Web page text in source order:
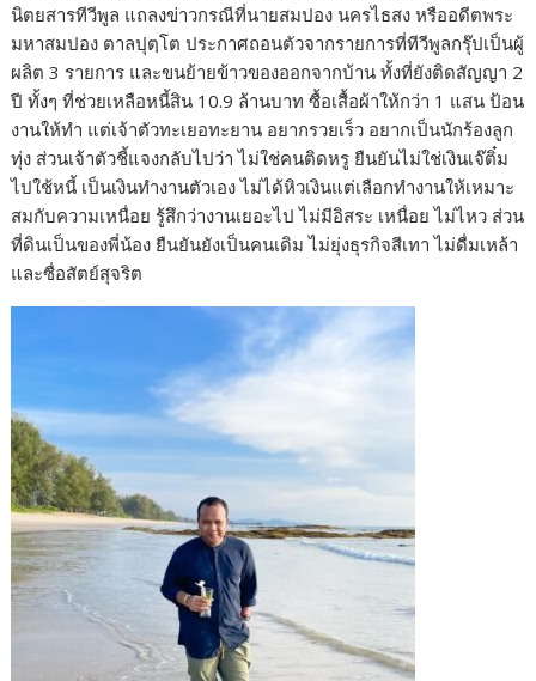
นิตยสารทีวีพูล แถลงข่าวกรณีที่นายสมปอง นครไธสง หรืออดีตพระ
มหาสมปอง ตาลปุตฺโต ประกาศถอนตัวจากรายการที่ทีวีพูลกรุ๊ปเป็นผู้
ผลิต 3 รายการ และขนย้ายข้าวของออกจากบ้าน ทั้งที่ยังติดสัญญา 2
ปี ทั้งๆ ที่ช่วยเหลือหนี้สิน 10.9 ล้านบาท ซื้อเสื้อผ้าให้กว่า 1 แสน ป้อน
งานให้ทำ แต่เจ้าตัวทะเยอทะยาน อยากรวยเร็ว อยากเป็นนักร้องลูก
ทุ่ง ส่วนเจ้าตัวชี้แจงกลับไปว่า ไม่ใช่คนติดหรู ยืนยันไม่ใช่เงินเจ๊ติ๋ม
ไปใช้หนี้ เป็นเงินทำงานตัวเอง ไม่ได้หิวเงินแต่เลือกทำงานให้เหมาะ
สมกับความเหนื่อย รู้สึกว่างานเยอะไป ไม่มีอิสระ เหนื่อย ไม่ไหว ส่วน
ที่ดินเป็นของพี่น้อง ยืนยันยังเป็นคนเดิม ไม่ยุ่งธุรกิจสีเทา ไม่ดื่มเหล้า
และซื่อสัตย์สุจริต